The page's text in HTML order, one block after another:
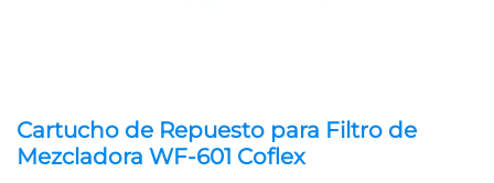
Cartucho de Repuesto para Filtro de
Mezcladora WF-601 Coflex